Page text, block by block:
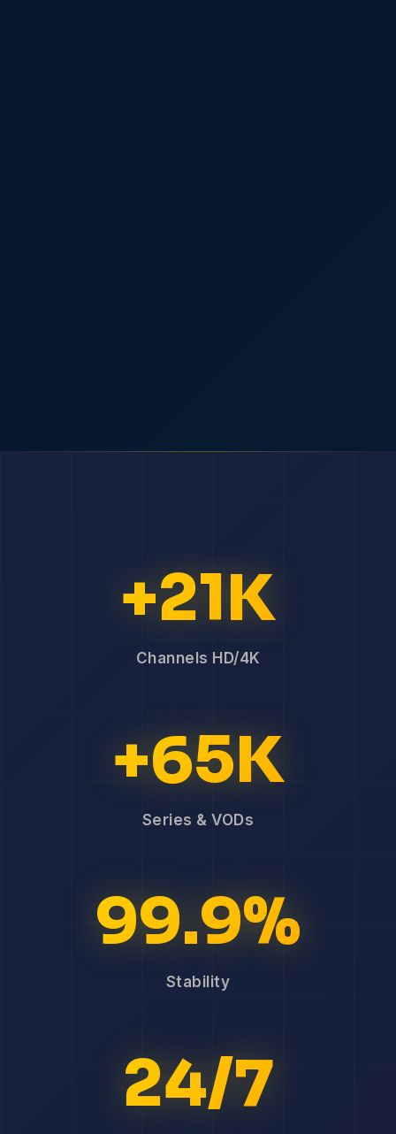
+21K
Channels HD/4K
+65K
Series & VODs
99.9%
Stability
24/7